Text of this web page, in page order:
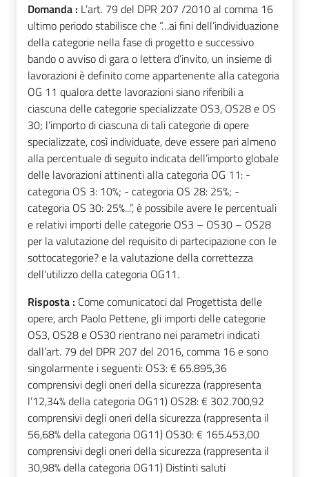
Domanda : L’art. 79 del DPR 207 /2010 al comma 16
ultimo periodo stabilisce che “…ai fini dell’individuazione
della categorie nella fase di progetto e successivo
bando o avviso di gara o lettera d’invito, un insieme di
lavorazioni è definito come appartenente alla categoria
OG 11 qualora dette lavorazioni siano riferibili a
ciascuna delle categorie specializzate OS3, OS28 e OS
30; l’importo di ciascuna di tali categorie di opere
specializzate, così individuate, deve essere pari almeno
alla percentuale di seguito indicata dell’importo globale
delle lavorazioni attinenti alla categoria OG 11: -
categoria OS 3: 10%; - categoria OS 28: 25%; -
categoria OS 30: 25%...”, è possibile avere le percentuali
e relativi importi delle categorie OS3 – OS30 – OS28
per la valutazione del requisito di partecipazione con le
sottocategorie? e la valutazione della correttezza
dell'utilizzo della categoria OG11.
Risposta : Come comunicatoci dal Progettista delle
opere, arch Paolo Pettene, gli importi delle categorie
OS3, OS28 e OS30 rientrano nei parametri indicati
dall’art. 79 del DPR 207 del 2016, comma 16 e sono
singolarmente i seguenti: OS3: € 65.895,36
comprensivi degli oneri della sicurezza (rappresenta
l’12,34% della categoria OG11) OS28: € 302.700,92
comprensivi degli oneri della sicurezza (rappresenta il
56,68% della categoria OG11) OS30: € 165.453,00
comprensivi degli oneri della sicurezza (rappresenta il
30,98% della categoria OG11) Distinti saluti